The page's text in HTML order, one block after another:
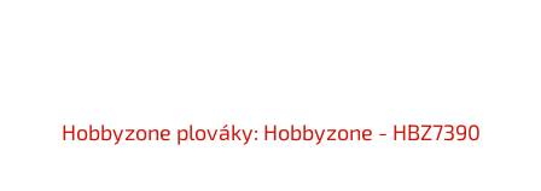
Hobbyzone plováky: Hobbyzone - HBZ7390